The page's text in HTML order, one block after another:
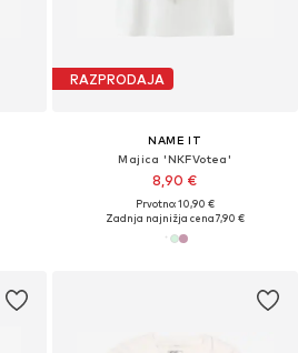
RAZPRODAJA
NAME IT
Majica 'NKFVotea'
8,90 €
Prvotno: 10,90 €
Zadnja najnižja cena7,90 €